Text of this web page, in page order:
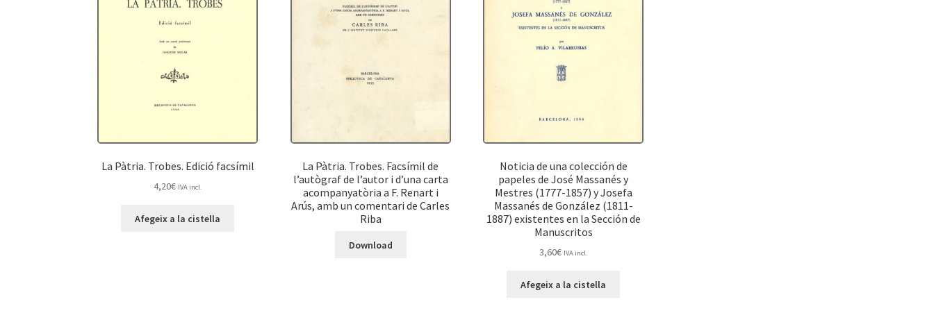
La Pàtria. Trobes. Edició facsímil
4,20€ IVA incl.
Afegeix a la cistella
La Pàtria. Trobes. Facsímil de
l’autògraf de l’autor i d’una carta
acompanyatòria a F. Renart i
Arús, amb un comentari de Carles
Riba
Download
Noticia de una colección de
papeles de José Massanés y
Mestres (1777-1857) y Josefa
Massanés de González (1811-
1887) existentes en la Sección de
Manuscritos
3,60€ IVA incl.
Afegeix a la cistella